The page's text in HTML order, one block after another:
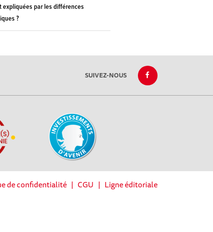
expliquées par les différences
?
SUIVEZ-NOUS
de confidentialité| CGU | Ligne éditoriale